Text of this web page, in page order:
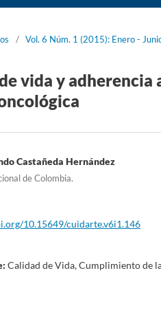
/ Vol. 6 Núm. 1 (2015): Enero -
vida y
Castañeda Hernández
de Colombia.
10.15649/cuidarte.v6i1.146
Calidad de Vida, Cumplimiento de